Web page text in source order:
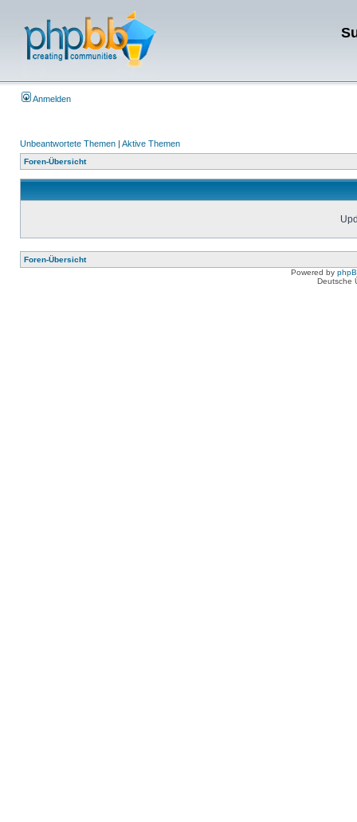
Anmelden
Unbeantwortete Themen | Aktive Themen
Foren-Übersicht
Foren-Übersicht
Powered by
Deutsche